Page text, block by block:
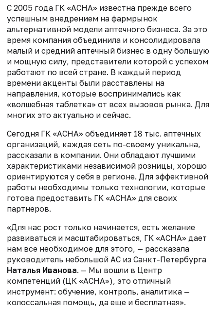
С 2005 года ГК «АСНА» известна прежде всего
успешным внедрением на фармрынок
альтернативной модели аптечного бизнеса. За это
время компания объединила и консолидировала
малый и средний аптечный бизнес в одну большую
и мощную силу, представители которой с успехом
работают по всей стране. В каждый период
времени акценты были расставлены на
направления, которые воспринимались как
«волшебная таблетка» от всех вызовов рынка. Для
многих это актуально и сейчас.
Сегодня ГК «АСНА» объединяет 18 тыс. аптечных
организаций, каждая сеть по-своему уникальна,
рассказали в компании. Они обладают лучшими
характеристиками независимой розницы, хорошо
ориентируются у себя в регионе. Для эффективной
работы необходимы только технологии, которые
готова предоставить ГК «АСНА» для своих
партнеров.
«Для нас рост только начинается, есть желание
развиваться и масштабироваться, ГК «АСНА» дает
нам все необходимое для этого, — рассказала
руководитель небольшой АС из Санкт-Петербурга
Наталья Иванова. — Мы вошли в Центр
компетенций (ЦК «АСНА»), это отличный
инструмент: обучение, контроль, аналитика —
колоссальная помощь, да еще и бесплатная».